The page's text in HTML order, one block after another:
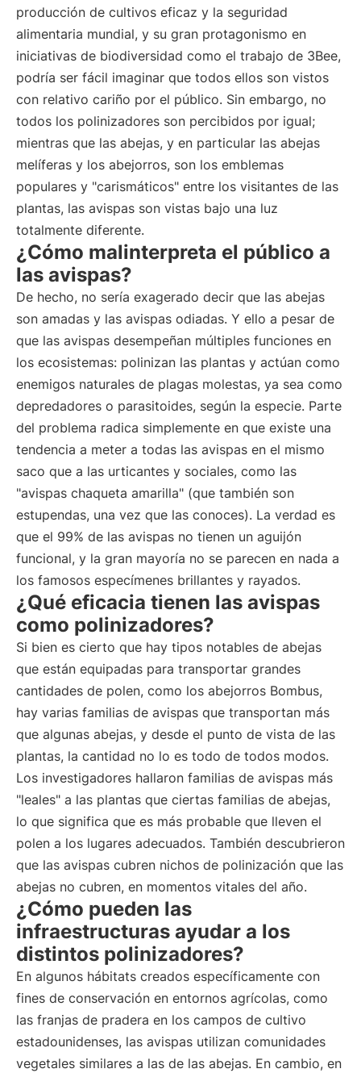
producción de cultivos eficaz y la seguridad
alimentaria mundial, y su gran protagonismo en
iniciativas de biodiversidad como el trabajo de 3Bee,
podría ser fácil imaginar que todos ellos son vistos
con relativo cariño por el público. Sin embargo, no
todos los polinizadores son percibidos por igual;
mientras que las abejas, y en particular las abejas
melíferas y los abejorros, son los emblemas
populares y "carismáticos" entre los visitantes de las
plantas, las avispas son vistas bajo una luz
totalmente diferente.
¿Cómo malinterpreta el público a
las avispas?
De hecho, no sería exagerado decir que las abejas
son amadas y las avispas odiadas. Y ello a pesar de
que las avispas desempeñan múltiples funciones en
los ecosistemas: polinizan las plantas y actúan como
enemigos naturales de plagas molestas, ya sea como
depredadores o parasitoides, según la especie. Parte
del problema radica simplemente en que existe una
tendencia a meter a todas las avispas en el mismo
saco que a las urticantes y sociales, como las
"avispas chaqueta amarilla" (que también son
estupendas, una vez que las conoces). La verdad es
que el 99% de las avispas no tienen un aguijón
funcional, y la gran mayoría no se parecen en nada a
los famosos especímenes brillantes y rayados.
¿Qué eficacia tienen las avispas
como polinizadores?
Si bien es cierto que hay tipos notables de abejas
que están equipadas para transportar grandes
cantidades de polen, como los abejorros Bombus,
hay varias familias de avispas que transportan más
que algunas abejas, y desde el punto de vista de las
plantas, la cantidad no lo es todo de todos modos.
Los investigadores hallaron familias de avispas más
"leales" a las plantas que ciertas familias de abejas,
lo que significa que es más probable que lleven el
polen a los lugares adecuados. También descubrieron
que las avispas cubren nichos de polinización que las
abejas no cubren, en momentos vitales del año.
¿Cómo pueden las
infraestructuras ayudar a los
distintos polinizadores?
En algunos hábitats creados específicamente con
fines de conservación en entornos agrícolas, como
las franjas de pradera en los campos de cultivo
estadounidenses, las avispas utilizan comunidades
vegetales similares a las de las abejas. En cambio, en